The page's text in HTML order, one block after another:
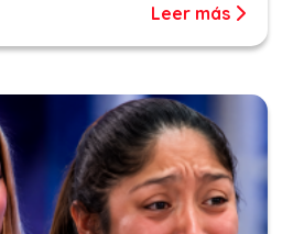
Leer más